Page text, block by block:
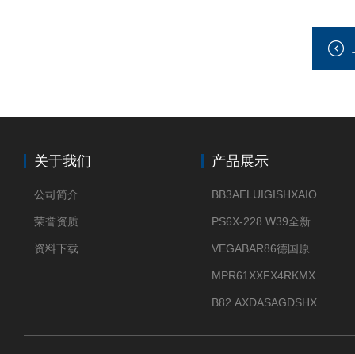
关于我们
公司简介
荣誉资质
资料下载
产品展示